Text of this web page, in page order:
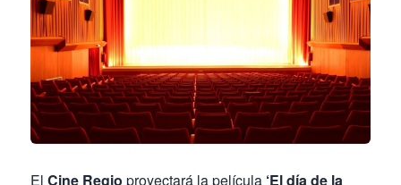
El Cine Regio proyectará la película ‘El día de la